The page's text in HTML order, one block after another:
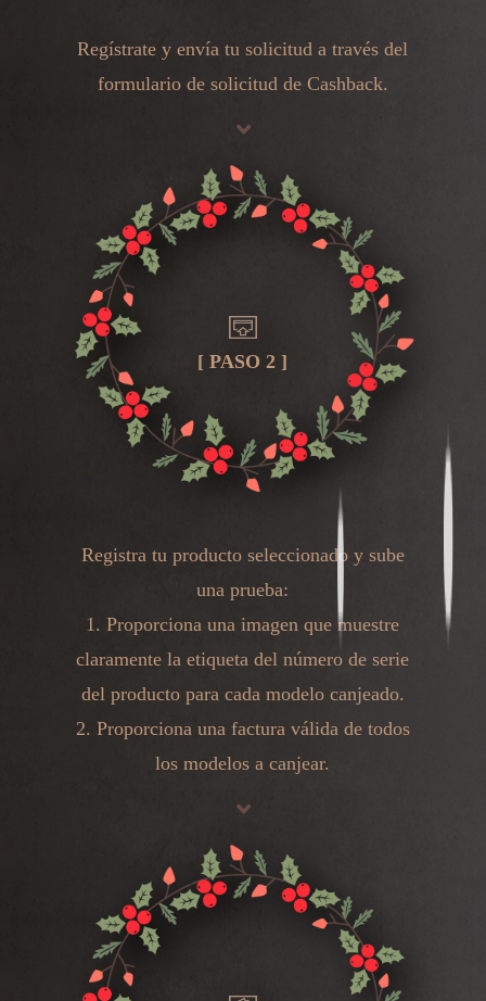
Regístrate y envía tu solicitud a través del
formulario de solicitud de Cashback.
[ PASO 2 ]
Registra tu producto seleccionado y sube
una prueba:
1. Proporciona una imagen que muestre
claramente la etiqueta del número de serie
del producto para cada modelo canjeado.
2. Proporciona una factura válida de todos
los modelos a canjear.